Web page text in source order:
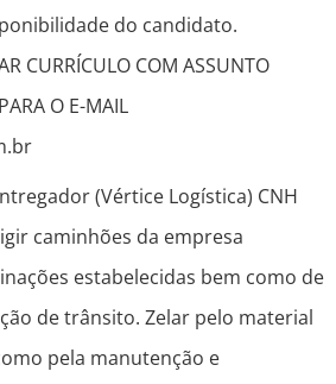
do candidato.
CURRÍCULO COM ASSUNTO
O E-MAIL
(Vértice Logística) CNH
caminhões da empresa
estabelecidas bem como de
de trânsito. Zelar pelo material
pela manutenção e